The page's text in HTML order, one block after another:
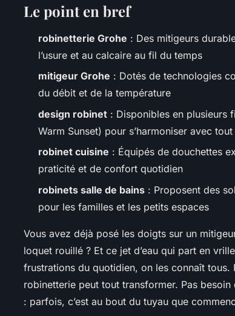
de qualité et
et salle de
Le point en bref
robinetterie Grohe : Des mitigeurs
l’usure et au calcaire au fil du temps
mitigeur Grohe : Dotés de technologies
du débit et de la température
design robinet : Disponibles en plusieurs
Warm Sunset) pour s’harmoniser avec
robinet cuisine : Équipés de douchettes
praticité et de confort quotidien
robinets salle de bains : Proposent des
pour les familles et les petits espaces
Vous avez déjà posé les doigts sur un
loquet rouillé ? Et ce jet d’eau qui part en
frustrations du quotidien, on les connaît tous.
robinetterie peut tout transformer. Pas
: parfois, c’est au bout du tuyau que